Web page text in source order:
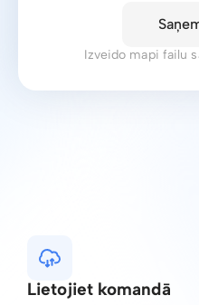
Izveido mapi failu
Lietojiet komandā